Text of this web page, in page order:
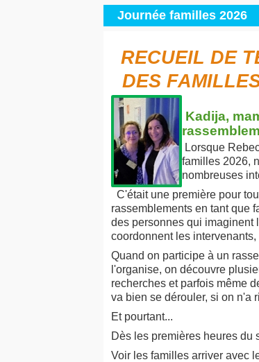
Journée familles 2026
RECUEIL DE
DES
Kadija,
Lorsque
familles 2026,
nombreuses
C'était une première pour
rassemblements en tant que
des personnes qui imaginent
coordonnent les
Quand on participe à un
l'organise, on découvre
recherches et parfois même
va bien se dérouler, si on n'a
Et pourtant...
Dès les premières heures du
Voir les familles arriver avec